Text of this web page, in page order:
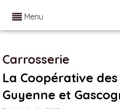
Menu
Carrosserie
La Coopérative
Guyenne et